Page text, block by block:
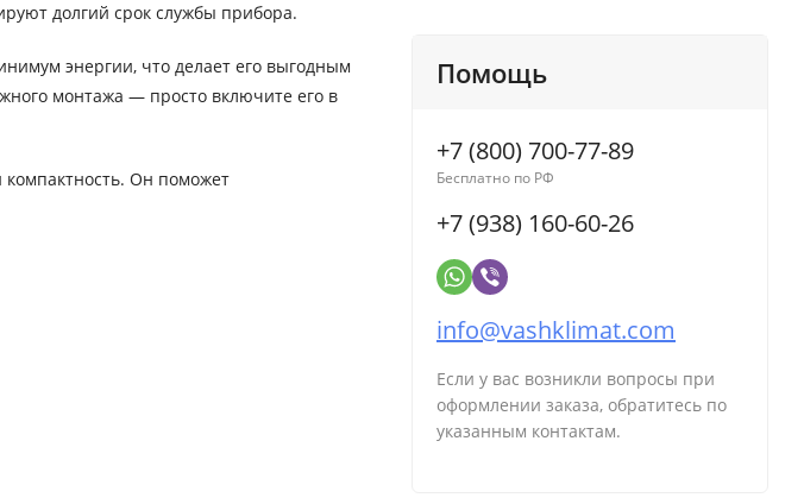
долгий срок службы прибора.
энергии, что делает его выгодным
монтажа — просто включите его в
компактность. Он поможет
Помощь
+7 (800) 700-77-89
Бесплатно по РФ
+7 (938) 160-60-26
info@vashklimat.com
Если у вас возникли вопросы при
оформлении заказа, обратитесь по
указанным контактам.